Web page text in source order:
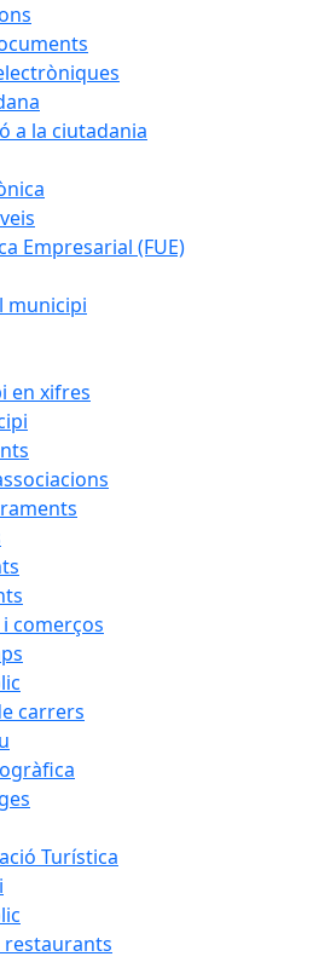
a la ciutadania
Empresarial (FUE)
municipi
en xifres
comerços
carrers
Turística